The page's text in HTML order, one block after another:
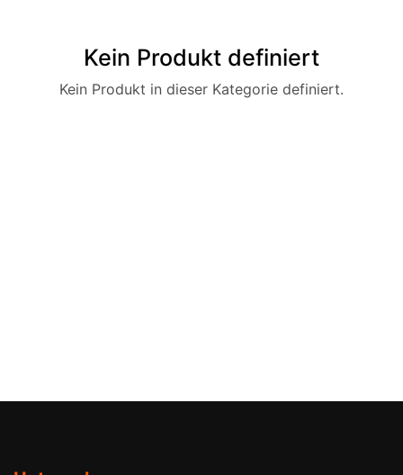
Kein Produkt definiert
Kein Produkt in dieser Kategorie definiert.